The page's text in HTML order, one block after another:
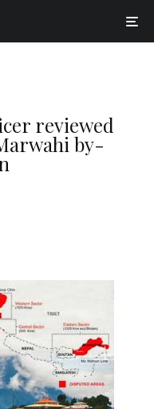
reviewed
by-